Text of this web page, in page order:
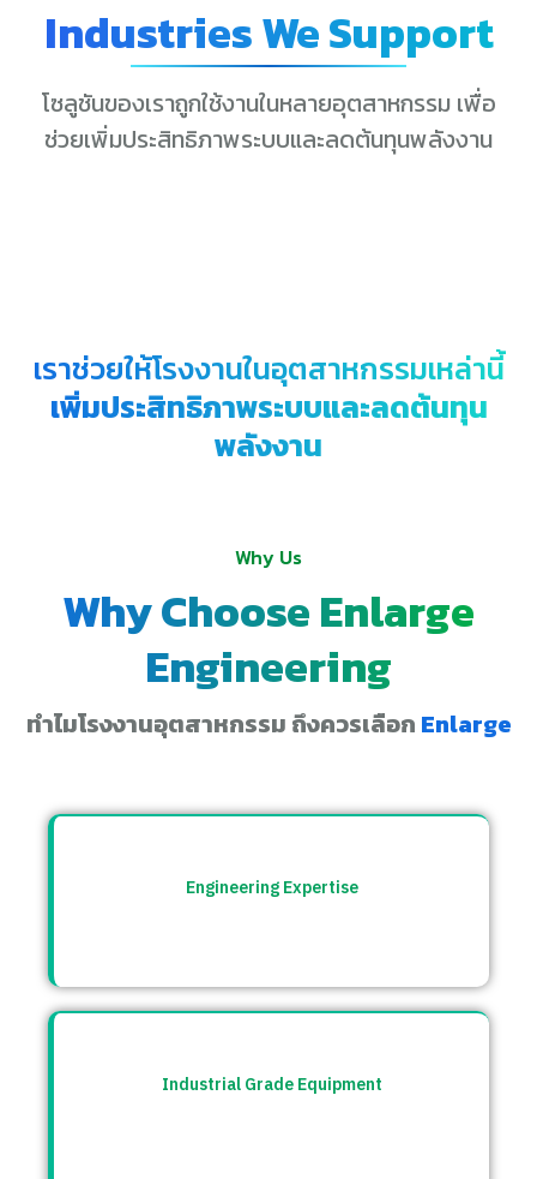
Industries We Support
โซลูชันของเราถูกใช้งานในหลายอุตสาหกรรม เพื่อ
ช่วยเพิ่มประสิทธิภาพระบบและลดต้นทุนพลังงาน
เราช่วยให้โรงงานในอุตสาหกรรมเหล่านี้
เพิ่มประสิทธิภาพระบบและลดต้นทุน
พลังงาน
Why Us
Why Choose Enlarge
Engineering
ทำไมโรงงานอุตสาหกรรม ถึงควรเลือก Enlarge
Engineering Expertise
Industrial Grade Equipment